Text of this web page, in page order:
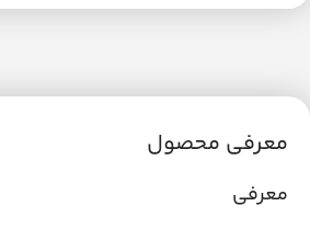
معرفی محصول
معرفی